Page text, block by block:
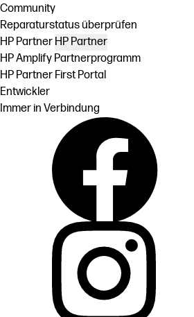
Community
Reparaturstatus überprüfen
HP Partner HP Partner
HP Amplify Partnerprogramm
HP Partner First Portal
Entwickler
Immer in Verbindung